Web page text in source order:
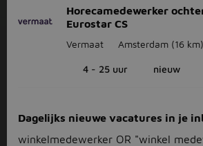
Horecamedewerker
Eurostar CS
Vermaat Amsterdam (16 km)
4 - 25 uur nieuw
Dagelijks nieuwe vacatures in je
winkelmedewerker OR "winkel